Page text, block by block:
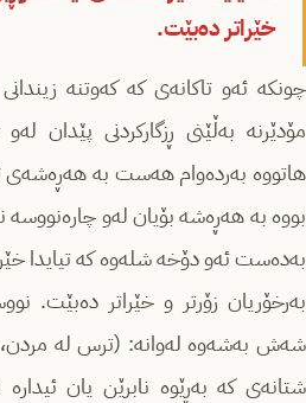
خێراتر دەبێت.
چونكە ئەو تاكانەی كە كەوتنە
مۆدێرنە بەڵێنی ڕزگاركردنی پێدان
ھاتووە بەردەوام ھەست بە ھەڕەشەی
بووە بە ھەڕەشە بۆیان لەو چارەنووسە
بەدەست ئەو دۆخە شلەوە كە تیایدا
بەرخۆریان زۆرتر و خێراتر دەبێت.
شەش بەشەوە لەوانە: (ترس لە
شتانەی كە بەڕێوە نابرێن یان ئیدارە